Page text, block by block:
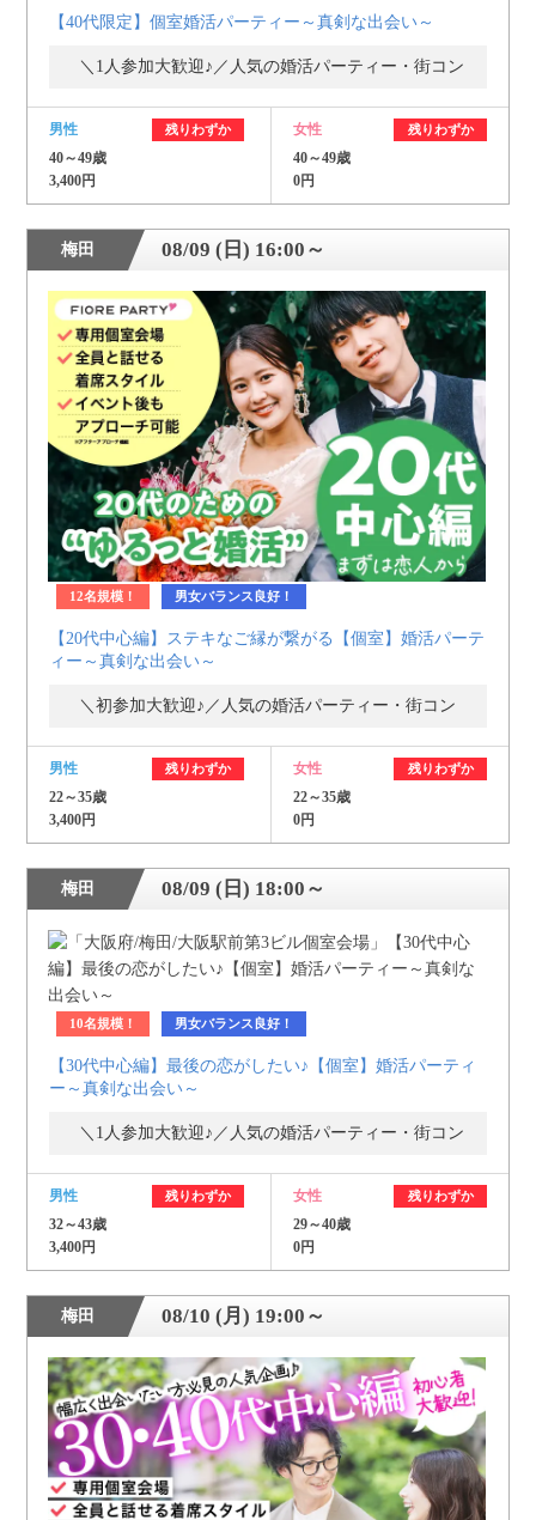
【40代限定】個室婚活パーティー～真剣な出会い～
＼1人参加大歓迎♪／人気の婚活パーティー・街コン
男性 残りわずか
40～49歳
3,400円
女性 残りわずか
40～49歳
0円
梅田 08/09 (日) 16:00～
12名規模！ 男女バランス良好！
【20代中心編】ステキなご縁が繋がる【個室】婚活パーテ
ィー～真剣な出会い～
＼初参加大歓迎♪／人気の婚活パーティー・街コン
男性 残りわずか
22～35歳
3,400円
女性 残りわずか
22～35歳
0円
梅田 08/09 (日) 18:00～
10名規模！ 男女バランス良好！
【30代中心編】最後の恋がしたい♪【個室】婚活パーティ
ー～真剣な出会い～
＼1人参加大歓迎♪／人気の婚活パーティー・街コン
男性 残りわずか
32～43歳
3,400円
女性 残りわずか
29～40歳
0円
梅田 08/10 (月) 19:00～